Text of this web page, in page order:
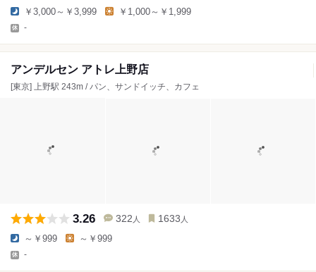
￥3,000～￥3,999 ￥1,000～￥1,999
-
アンデルセン アトレ上野店
[東京] 上野駅 243m / パン、サンドイッチ、カフェ
3.26 322 人 1633 人
～￥999 ～￥999
-